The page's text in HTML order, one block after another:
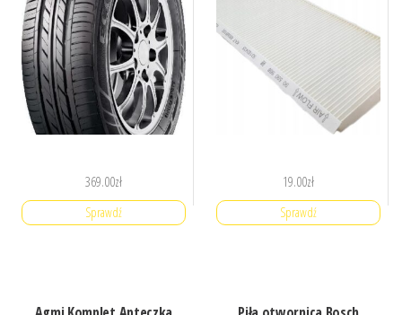
369.00zł
Sprawdź
19.00zł
Sprawdź